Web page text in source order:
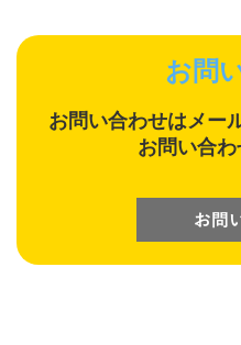
お問
お問い合わせはメー
お問い合わ